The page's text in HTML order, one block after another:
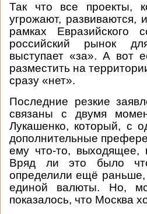
Так что все проекты,
угрожают, развиваются,
рамках Евразийского
российский рынок
выступает «за». А вот
разместить на
сразу «нет».
Последние резкие
связаны с двумя
Лукашенко, который, с
дополнительные
ему что-то, выходящее,
Вряд ли это было
определили ещё
единой валюты. Но,
показалось, что Москва